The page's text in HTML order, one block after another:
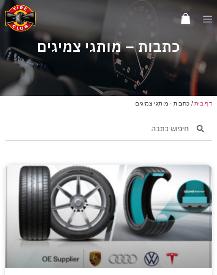
כתבות – מותגי צמיגים
דף בית/ כתבות - מותגי צמיגים